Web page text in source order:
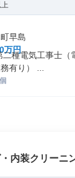
早島
万円
二種電気工事士（
有り） ...
内装クリーニ